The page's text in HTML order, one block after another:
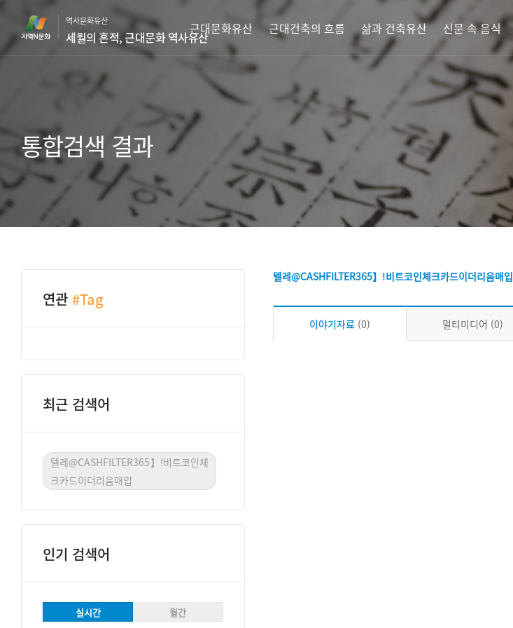
바
로
역사문화유산
세월의 흔적, 근대문화 역사유산
근대문화유산 근대건축의 흐름 삶과 건축유산 신문 속 음식
통합검색 결과
연관 #Tag
최근 검색어
텔레@CASHFILTER365】ǃ비트코인체
크카드이더리움매입
인기 검색어
실시간 월간
텔레@CASHFILTER365】ǃ비트코인체크카드이더리움매입
이야기자료 (0) 멀티미디어 (0)